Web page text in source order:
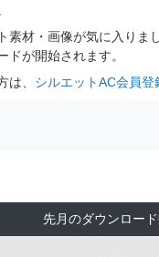
素材・画像が気に入りま
ドが開始されます。
は、 シルエットAC会員登
先月のダウンロー